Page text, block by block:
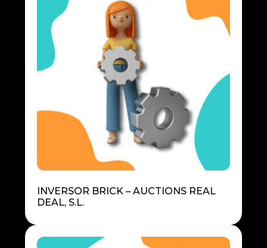
INVERSOR BRICK – AUCTIONS REAL
DEAL, S.L.